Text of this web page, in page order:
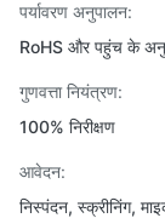
पर्यावरण अनुपालन:
RoHS और पहुंच के
गुणवत्ता नियंत्रण:
100% निरीक्षण
आवेदन:
निस्पंदन, स्क्रीनिंग,